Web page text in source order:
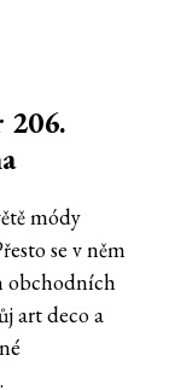
módy
se v něm
obchodních
art deco a